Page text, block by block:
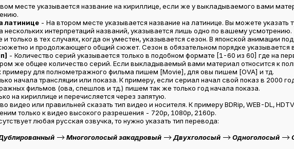
месте указывается название на кириллице, если же у выкладываемого вами
латинице - На втором месте указывается название на латинице. Вы можете указать
нескольких интерпретаций названий, указывается лишь одно по вашему усмотрению.
только в тех случаях, когда он уместен, указывается сезон. В японской анимации
и продолжающего общий сюжет. Сезон в обязательном порядке указывается
- Количество серий указывается только в подобном формате [1-60 из 60] где на
же общее количество серий. Если выкладываемый вами материал относится к
примеру для полнометражного фильма пишем [Movie], для овы пишем [OVA] и тд.
начала трансляции или показа. К примеру, если сериал начал свой показ в 2000
фильмов (ова, спешлов и тд.) пишем так же только год начала показа.
на кириллице и перечисляется через запятую.
видео или правильней сказать тип видео и носителя. К примеру BDRip, WEB-DL,
только к видео высокого разрешения - 720p, 1080p, 2160p.
любая русская озвучка, то нужно указать тип перевода:
-->Многоголосый закадровый -->Двухголосый -->Одноголосый -->